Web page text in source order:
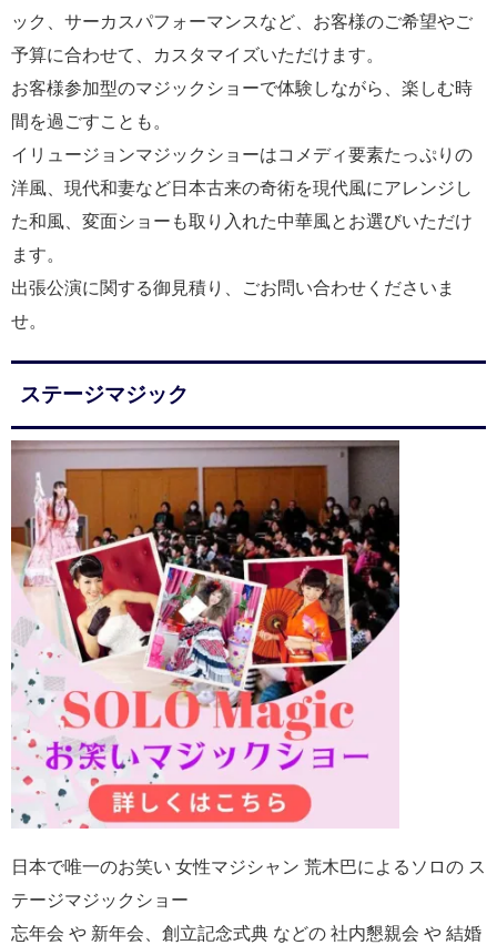
ック、サーカスパフォーマンスなど、お客様のご希望やご
予算に合わせて、カスタマイズいただけます。
お客様参加型のマジックショーで体験しながら、楽しむ時
間を過ごすことも。
イリュージョンマジックショーはコメディ要素たっぷりの
洋風、現代和妻など日本古来の奇術を現代風にアレンジし
た和風、変面ショーも取り入れた中華風とお選びいただけ
ます。
出張公演に関する御見積り、ごお問い合わせくださいま
せ。
ステージマジック
日本で唯一のお笑い 女性マジシャン 荒木巴によるソロの ス
テージマジックショー
忘年会 や 新年会、創立記念式典 などの 社内懇親会 や 結婚